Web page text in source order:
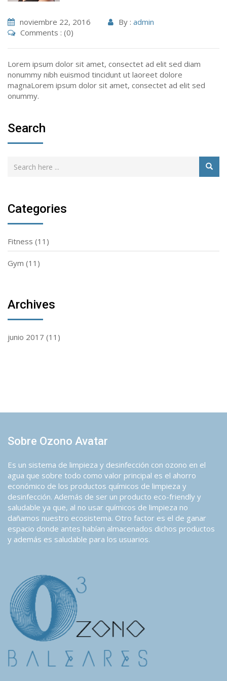
noviembre 22, 2016 By : admin
Comments : (0)
Lorem ipsum dolor sit amet, consectet ad elit sed diam
nonummy nibh euismod tincidunt ut laoreet dolore
magnaLorem ipsum dolor sit amet, consectet ad elit sed
onummy.
Search
Categories
Fitness (11)
Gym (11)
Archives
junio 2017 (11)
Sobre Ozono Avatar
Es un sistema de limpieza y desinfección con ozono en el
agua que sobre todo como valor principal es el ahorro
económico de los productos químicos de limpieza y
desinfección. Además de ser un producto eco-friendly y
saludable ya que, al no usar químicos de limpieza no
dañamos nuestro ecosistema. Otro factor es el de ganar
espacio donde antes habían almacenados dichos productos
y además es saludable para los usuarios.